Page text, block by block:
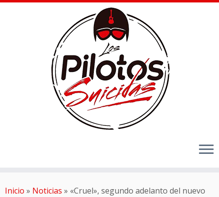
Inicio » Noticias » «Cruel», segundo adelanto del nuevo